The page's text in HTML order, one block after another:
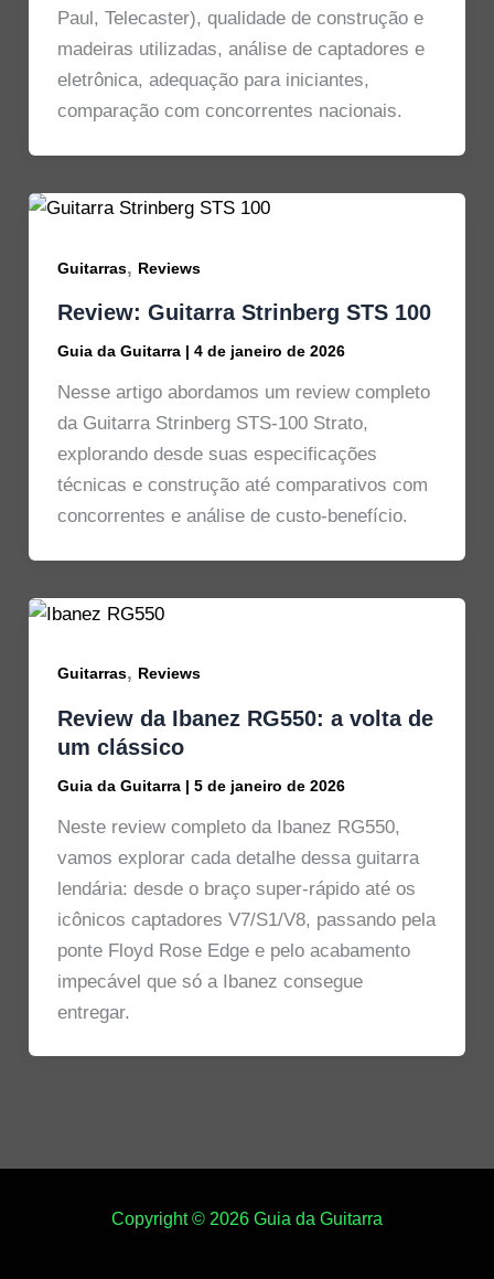
Paul, Telecaster), qualidade de construção e
madeiras utilizadas, análise de captadores e
eletrônica, adequação para iniciantes,
comparação com concorrentes nacionais.
Guitarras, Reviews
Review: Guitarra Strinberg STS 100
Guia da Guitarra | 4 de janeiro de 2026
Nesse artigo abordamos um review completo
da Guitarra Strinberg STS-100 Strato,
explorando desde suas especificações
técnicas e construção até comparativos com
concorrentes e análise de custo-benefício.
Guitarras, Reviews
Review da Ibanez RG550: a volta de
um clássico
Guia da Guitarra | 5 de janeiro de 2026
Neste review completo da Ibanez RG550,
vamos explorar cada detalhe dessa guitarra
lendária: desde o braço super-rápido até os
icônicos captadores V7/S1/V8, passando pela
ponte Floyd Rose Edge e pelo acabamento
impecável que só a Ibanez consegue
entregar.
Copyright © 2026 Guia da Guitarra